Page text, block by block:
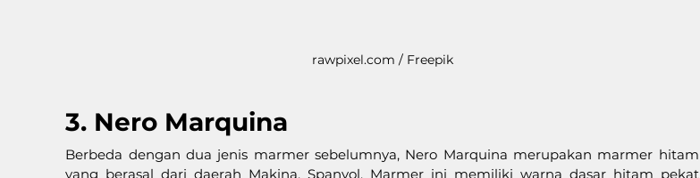
rawpixel.com / Freepik
3. Nero Marquina
Berbeda dengan dua jenis marmer sebelumnya, Nero Marquina merupakan marmer hitam
yang berasal dari daerah Makina, Spanyol. Marmer ini memiliki warna dasar hitam pekat